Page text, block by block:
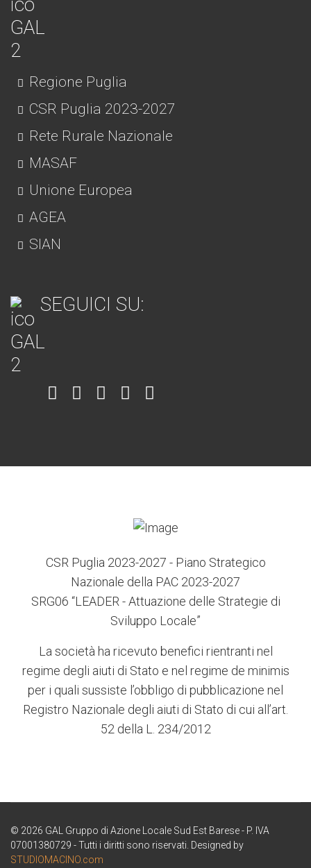
Regione Puglia
CSR Puglia 2023-2027
Rete Rurale Nazionale
MASAF
Unione Europea
AGEA
SIAN
SEGUICI SU:
Item Item Item Item
CSR Puglia 2023-2027 - Piano Strategico
Nazionale della PAC 2023-2027
SRG06 “LEADER - Attuazione delle Strategie di
Sviluppo Locale”
La società ha ricevuto benefici rientranti nel
regime degli aiuti di Stato e nel regime de minimis
per i quali sussiste l’obbligo di pubblicazione nel
Registro Nazionale degli aiuti di Stato di cui all’art.
52 della L. 234/2012
© 2026 GAL Gruppo di Azione Locale Sud Est Barese - P. IVA
07001380729 - Tutti i diritti sono riservati. Designed by
STUDIOMACINO.com